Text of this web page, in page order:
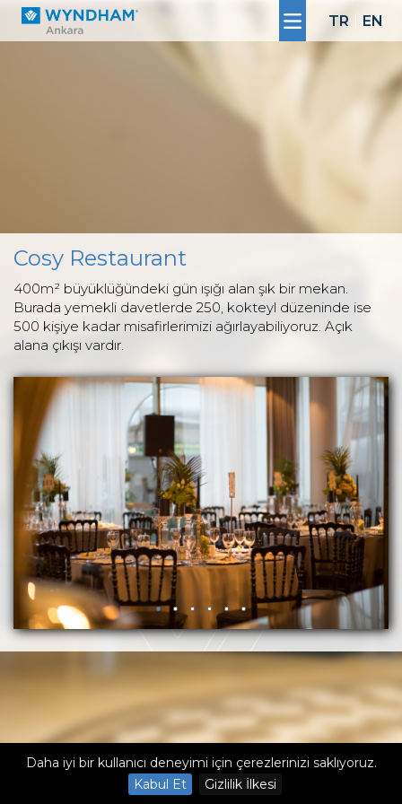
Daha iyi bir kullanıcı deneyimi için çerezlerinizi saklıyoruz.
Kabul Et
Gizlilik İlkesi
TR EN
Cosy Restaurant
400m² büyüklüğündeki gün ışığı alan şık bir mekan.
Burada yemekli davetlerde 250, kokteyl düzeninde ise
500 kişiye kadar misafirlerimizi ağırlayabiliyoruz. Açık
alana çıkışı vardır.